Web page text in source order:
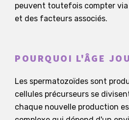
peuvent toutefois compter via
et des facteurs associés.
POURQUOI L'ÂGE
Les spermatozoïdes sont
cellules précurseurs se
chaque nouvelle production